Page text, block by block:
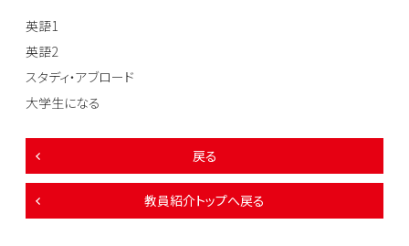
英語1
英語2
スタディ・アブロード
大学生になる
戻る
教員紹介トップへ戻る